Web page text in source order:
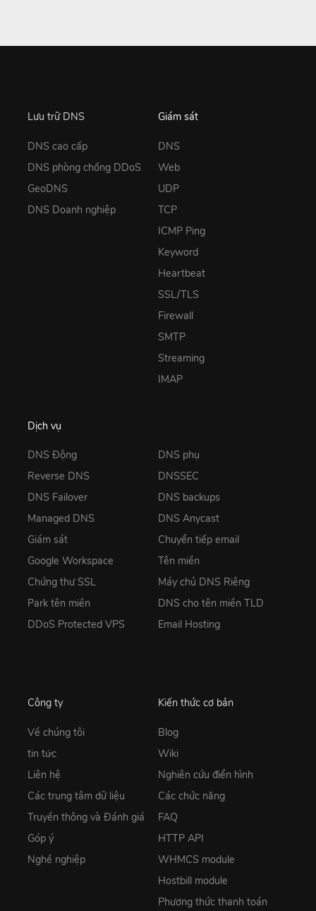
Lưu trữ DNS
DNS cao cấp
DNS phòng chống DDoS
GeoDNS
DNS Doanh nghiệp
Giám sát
DNS
Web
UDP
TCP
ICMP Ping
Keyword
Heartbeat
SSL/TLS
Firewall
SMTP
Streaming
IMAP
Dịch vụ
DNS Động
Reverse DNS
DNS Failover
Managed DNS
Giám sát
Google Workspace
Chứng thư SSL
Park tên miền
DDoS Protected VPS
DNS phụ
DNSSEC
DNS backups
DNS Anycast
Chuyển tiếp email
Tên miền
Máy chủ DNS Riêng
DNS cho tên miền TLD
Email Hosting
Công ty
Về chúng tôi
tin tức
Liên hệ
Các trung tâm dữ liệu
Truyền thông và Đánh giá
Góp ý
Nghề nghiệp
Kiến thức cơ bản
Blog
Wiki
Nghiên cứu điển hình
Các chức năng
FAQ
HTTP API
WHMCS module
Hostbill module
Phương thức thanh toán